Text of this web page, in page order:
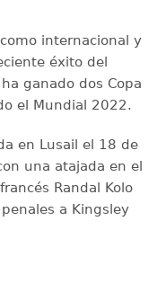
internacional y
éxito del
ganado dos Copa
el Mundial 2022.
en Lusail el 18 de
una atajada en el
Randal Kolo
a Kingsley